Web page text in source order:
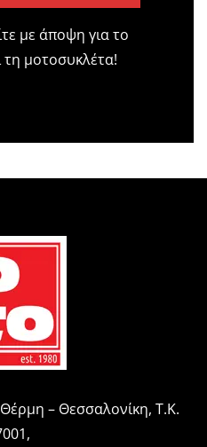
με άποψη για το
τη μοτοσυκλέτα!
– Θεσσαλονίκη, Τ.Κ.